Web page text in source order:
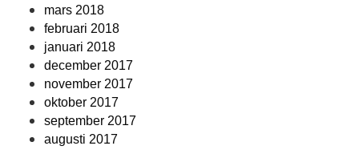
mars 2018
februari 2018
januari 2018
december 2017
november 2017
oktober 2017
september 2017
augusti 2017